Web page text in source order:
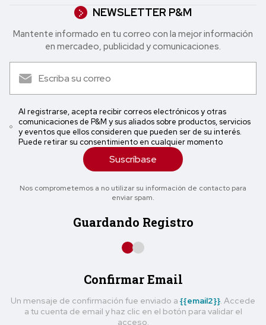
NEWSLETTER P&M
Mantente informado en tu correo con la mejor in formación
en mercadeo, publicidad y comunicaciones.
Al registrarse, acepta recibir correos electrónicos y otras
comunicaciones de P&M y sus aliados sobre productos, servicios
y eventos que ellos consideren que pueden ser de su interés.
Puede retirar su consentimiento en cualquier momento
Suscríbase
Nos comprometemos a no utilizar su información de contacto para
enviar spam.
Guardando Registro
Confirmar Email
Un mensaje de confirmación fue enviado a {{email2}}. Accede
a tu cuenta de email y haz clic en el botón para validar el
acceso.